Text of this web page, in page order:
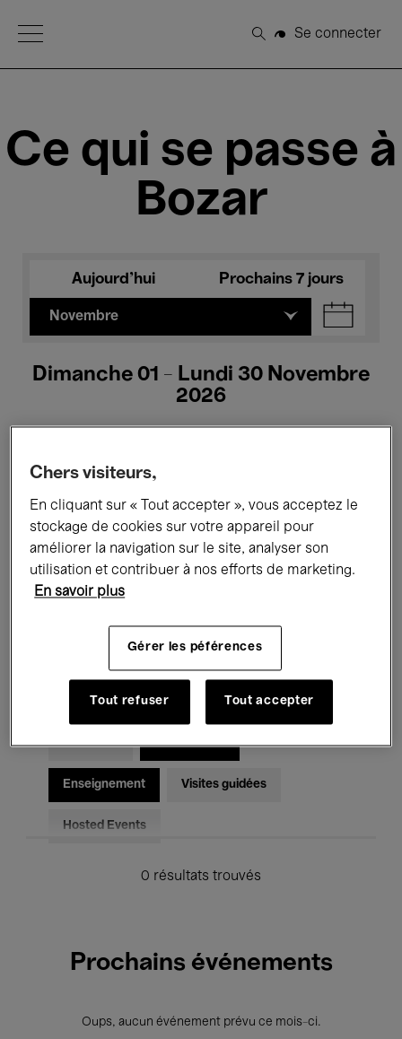
Open Menu
Rechercher
Se connecter
Ce qui se passe à
Bozar
Aujourd'hui Prochains 7 jours
Novembre
Dimanche 01 - Lundi 30 Novembre
2026
Tous les événements Concerts
Expositions Films Performances
Rencontres & Débats
Musique classique Global Music
Musique électronique
Pour tous Kids’ Palace
Enseignement Visites guidées
Hosted Events
0 résultats trouvés
Prochains événements
Oups, aucun événement prévu ce mois-ci.
Chers visiteurs,
En cliquant sur « Tout accepter », vous acceptez le
stockage de cookies sur votre appareil pour
améliorer la navigation sur le site, analyser son
utilisation et contribuer à nos efforts de marketing.
En savoir plus
Gérer les péférences
Tout refuser Tout accepter